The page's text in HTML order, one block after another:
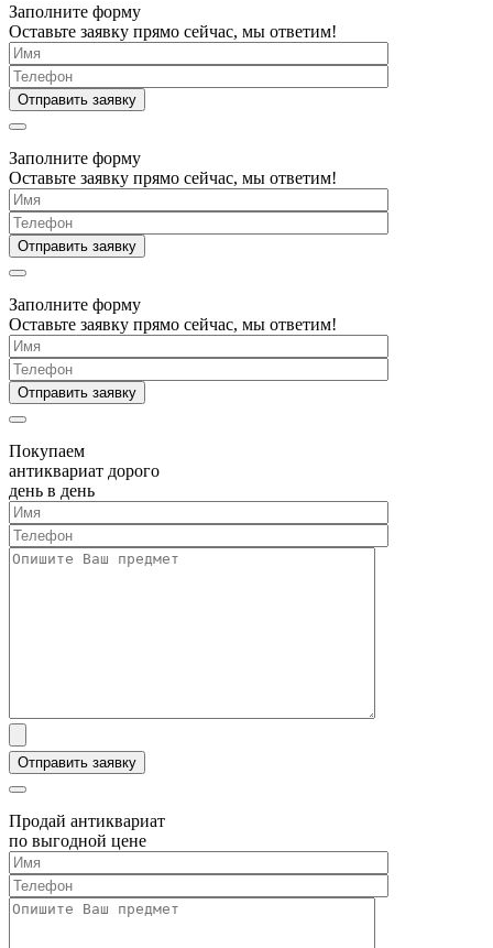
Заполните форму
Оставьте заявку прямо сейчас, мы ответим!
Заполните форму
Оставьте заявку прямо сейчас, мы ответим!
Заполните форму
Оставьте заявку прямо сейчас, мы ответим!
Покупаем
антиквариат дорого
день в день
Продай антиквариат
по выгодной цене